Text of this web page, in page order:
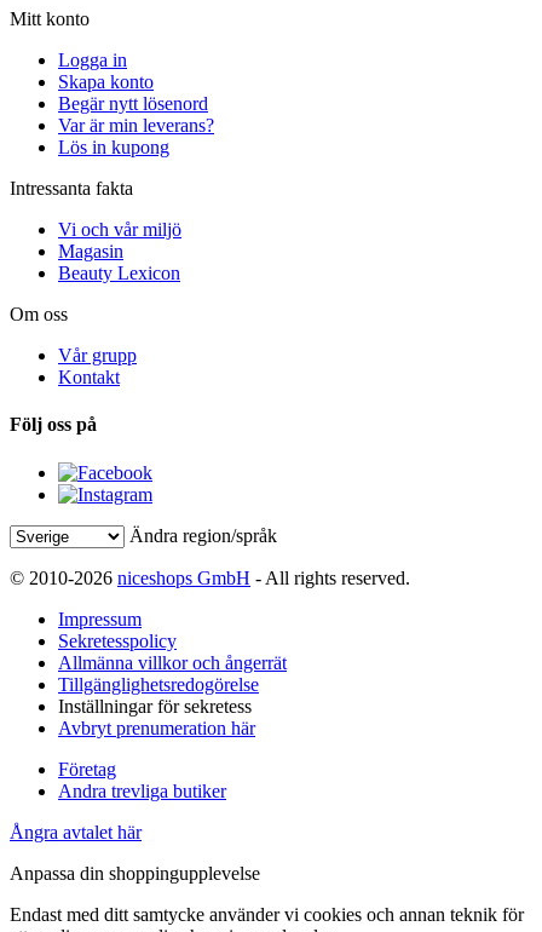
Mitt konto
Logga in
Skapa konto
Begär nytt lösenord
Var är min leverans?
Lös in kupong
Intressanta fakta
Vi och vår miljö
Magasin
Beauty Lexicon
Om oss
Vår grupp
Kontakt
Följ oss på
Ändra region/språk
© 2010-2026 niceshops GmbH - All rights reserved.
Impressum
Sekretesspolicy
Allmänna villkor och ångerrät
Tillgänglighetsredogörelse
Inställningar för sekretess
Avbryt prenumeration här
Företag
Andra trevliga butiker
Ångra avtalet här
Anpassa din shoppingupplevelse
Endast med ditt samtycke använder vi cookies och annan teknik för